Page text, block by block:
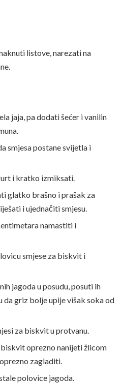
listove, narezati na
jaja, pa dodati šećer i vanilin
smjesa postane svijetla i
i kratko izmiksati.
glatko brašno i prašak za
i ujednačiti smjesu.
namastiti i
smjese za biskvit i
jagoda u posudu, posuti ih
griz bolje upije višak soka od
za biskvit u protvanu.
oprezno nanijeti žlicom
zagladiti.
polovice jagoda.